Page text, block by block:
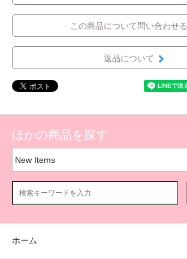
この商品について問い合わせる
返品について
ほかの商品を探す
ホーム